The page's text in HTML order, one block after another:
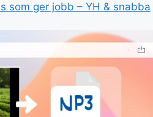
som ger jobb – YH & snabba